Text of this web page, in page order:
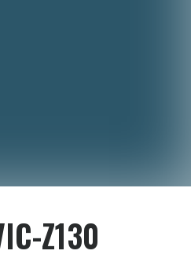
Z130